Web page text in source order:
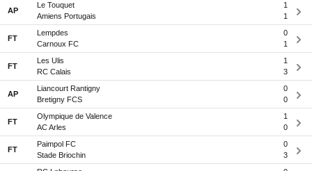
AP
Le Touquet
1
Amiens Portugais
1
FT
Lempdes
0
Carnoux FC
1
FT
Les Ulis
1
RC Calais
3
AP
Liancourt Rantigny
0
Bretigny FCS
0
FT
Olympique de Valence
1
AC Arles
0
FT
Paimpol FC
0
Stade Briochin
3